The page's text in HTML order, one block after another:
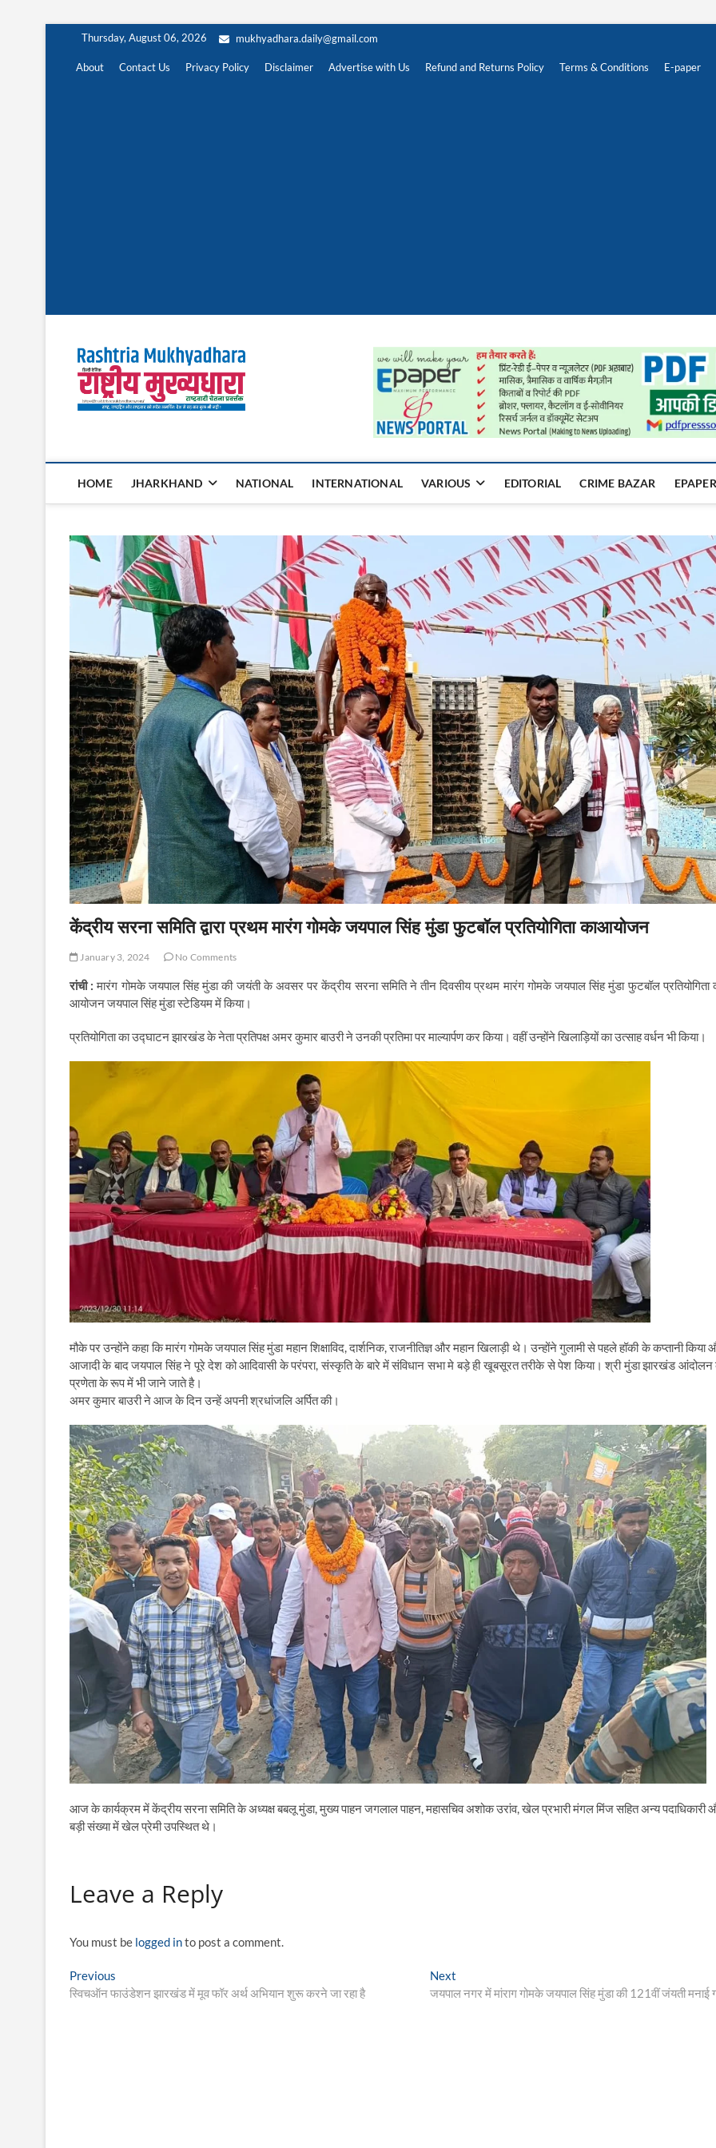
content
Thursday, August 06, 2026 mukhyadhara.daily@gmail.com
About Contact Us Privacy Policy Disclaimer Advertise with Us Refund and Returns Policy Terms & Conditions E-paper
Rashtria Mukhyadhara
HOME JHARKHAND NATIONAL INTERNATIONAL VARIOUS EDITORIAL CRIME BAZAR
केंद्रीय सरना समिति द्वारा प्रथम मारंग गोमके जयपाल सिंह मुंडा फुटबॉल प्रतियोगिता काआयोजन
January 3, 2024 No Comments
रांची : मारंग गोमके जयपाल सिंह मुंडा की जयंती के अवसर पर केंद्रीय सरना समिति ने तीन दिवसीय प्रथम मारंग गोमके जयपाल सिंह मुंडा फुटबॉल प्रतियोगिता
आयोजन जयपाल सिंह मुंडा स्टेडियम में किया।
प्रतियोगिता का उद्घाटन झारखंड के नेता प्रतिपक्ष अमर कुमार बाउरी ने उनकी प्रतिमा पर माल्यार्पण कर किया। वहीं उन्होंने खिलाड़ियों का उत्साह वर्धन भी किया।
मौके पर उन्होंने कहा कि मारंग गोमके जयपाल सिंह मुंडा महान शिक्षाविद, दार्शनिक, राजनीतिज्ञ और महान खिलाड़ी थे। उन्होंने गुलामी से पहले हॉकी के कप्तानी किया
आजादी के बाद जयपाल सिंह ने पूरे देश को आदिवासी के परंपरा, संस्कृति के बारे में संविधान सभा मे बड़े ही खूबसूरत तरीके से पेश किया। श्री मुंडा झारखंड
प्रणेता के रूप में भी जाने जाते है।
अमर कुमार बाउरी ने आज के दिन उन्हें अपनी श्रधांजलि अर्पित की।
आज के कार्यक्रम में केंद्रीय सरना समिति के अध्यक्ष बबलू मुंडा, मुख्य पाहन जगलाल पाहन, महासचिव अशोक उरांव, खेल प्रभारी मंगल मिंज सहित अन्य पदाधिकारी
बड़ी संख्या में खेल प्रेमी उपस्थित थे।
Leave a Reply
You must be logged into post a comment.
Post
navigation
Previous
post:
स्विचऑन फाउंडेशन झारखंड में मूव फॉर अर्थ अभियान शुरू करने जा रहा है
Next
post:
जयपाल नगर में मांराग गोमके जयपाल सिंह मुंडा की 121वीं जंयती मनाई